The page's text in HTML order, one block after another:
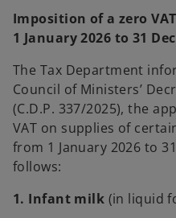
Imposition of a zero
1 January 2026 to 31
The Tax Department
Council of Ministers’
(C.D.P. 337/2025), the
VAT on supplies of
from 1 January 2026 to
follows:
1. Infant milk (in liquid